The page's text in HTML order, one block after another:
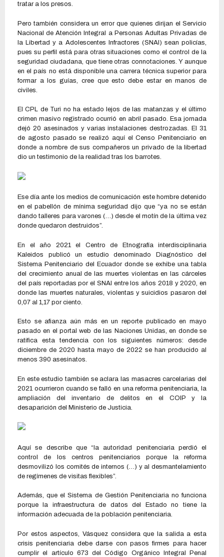
tratar a los presos.
Pero también considera un error que quienes dirijan el Servicio
Nacional de Atención Integral a Personas Adultas Privadas de
la Libertad y a Adolescentes Infractores (SNAI) sean policías,
pues su perfil está para otras situaciones como el control de la
seguridad ciudadana, que tiene otras connotaciones. Y aunque
en el país no está disponible una carrera técnica superior para
formar a los guías, cree que esto debe estar en manos de
civiles.
El CPL de Turi no ha estado lejos de las matanzas y el último
crimen masivo registrado ocurrió en abril pasado. Esa jornada
dejó 20 asesinados y varias instalaciones destrozadas. El 31
de agosto pasado se realizó aquí el Censo Penitenciario en
donde a nombre de sus compañeros un privado de la libertad
dio un testimonio de la realidad tras los barrotes.
Ese día ante los medios de comunicación este hombre detenido
en el pabellón de mínima seguridad dijo que “ya no se están
dando talleres para varones (…) desde el motín de la última vez
donde quedaron destruidos”.
En el año 2021 el Centro de Etnografía interdisciplinaria
Kaleidos publicó un estudio denominado Diagnóstico del
Sistema Penitenciario del Ecuador donde se exhibe una tabla
del crecimiento anual de las muertes violentas en las cárceles
del país reportadas por el SNAI entre los años 2018 y 2020, en
donde las muertes naturales, violentas y suicidios pasaron del
0,07 al 1,17 por ciento.
Esto se afianza aún más en un reporte publicado en mayo
pasado en el portal web de las Naciones Unidas, en donde se
ratifica esta tendencia con los siguientes números: desde
diciembre de 2020 hasta mayo de 2022 se han producido al
menos 390 asesinatos.
En este estudio también se aclara las masacres carcelarias del
2021 ocurrieron cuando se falló en una reforma penitenciaria, la
ampliación del inventario de delitos en el COIP y la
desaparición del Ministerio de Justicia.
Aquí se describe que “la autoridad penitenciaria perdió el
control de los centros penitenciarios porque la reforma
desmovilizó los comités de internos (…) y al desmantelamiento
de regímenes de visitas flexibles”.
Además, que el Sistema de Gestión Penitenciaria no funciona
porque la infraestructura de datos del Estado no tiene la
información adecuada de la población penitenciaria.
Por estos aspectos, Vásquez considera que la salida a esta
crisis penitenciaria debe darse con pasos firmes para hacer
cumplir el artículo 673 del Código Orgánico Integral Penal